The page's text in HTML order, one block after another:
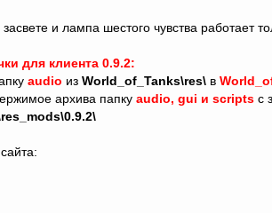
и лампа шестого чувства работает
для клиента 0.9.2:
audio из World_of_Tanks\res\ в
архива папку audio, gui и scripts с